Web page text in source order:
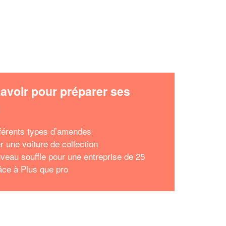
pour préparer ses
types d’amendes
une voiture de collection
souffle pour une entreprise de 25
à Plus que pro